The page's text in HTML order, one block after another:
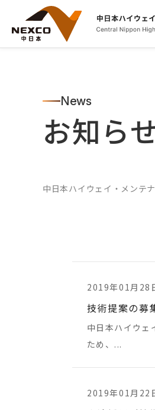
News
お知ら
中日本ハイウェイ・メンテ
2019年01月28
技術提案の募
中日本ハイウェ
ため、...
2019年01月22